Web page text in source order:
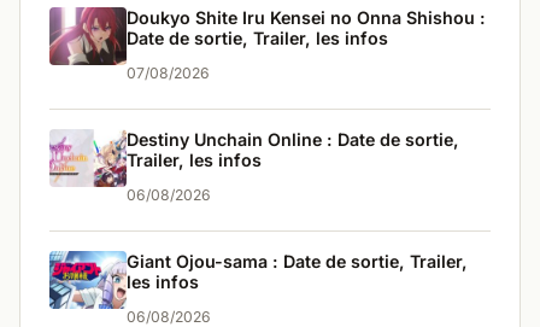
Doukyo Shite Iru Kensei no Onna Shishou :
Date de sortie, Trailer, les infos
07/08/2026
Destiny Unchain Online : Date de sortie,
Trailer, les infos
06/08/2026
Giant Ojou-sama : Date de sortie, Trailer,
les infos
06/08/2026